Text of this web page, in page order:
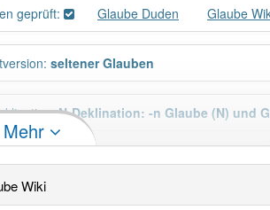
geprüft: Glaube Duden Glaube
: seltener Glauben
:N-Deklination: -n Glaube (N) und
6 von 10
Mehr
Wiki